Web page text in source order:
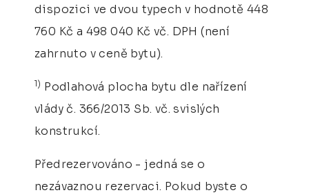
dispozici ve dvou typech v hodnotě 448
760 Kč a 498 040 Kč vč. DPH (není
zahrnuto v ceně bytu).
1) Podlahová plocha bytu dle nařízení
vlády č. 366/2013 Sb. vč. svislých
konstrukcí.
Předrezervováno - jedná se o
nezávaznou rezervaci. Pokud byste o